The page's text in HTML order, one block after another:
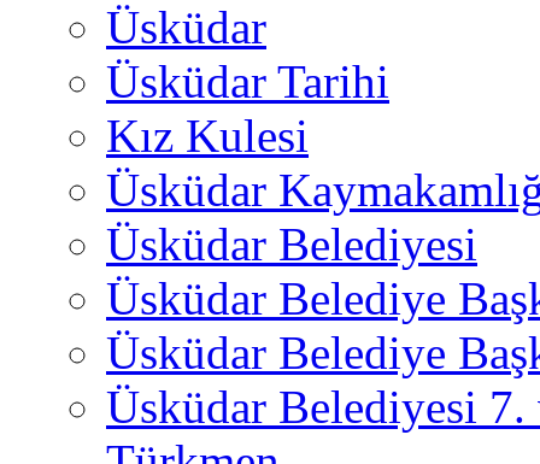
Üsküdar
Üsküdar Tarihi
Kız Kulesi
Üsküdar
Üsküdar Belediyesi
Üsküdar Belediye
Üsküdar Belediye
Üsküdar Belediyesi